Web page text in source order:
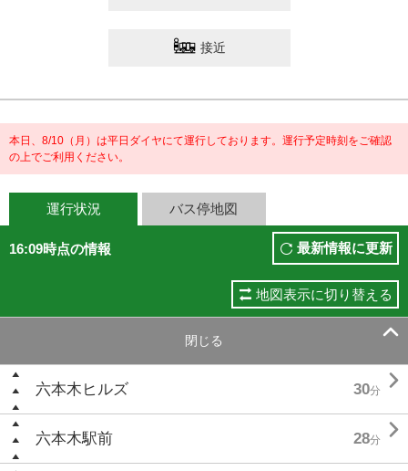
接近
本日、8/10（月）は平日ダイヤにて運行しております。運行予定時刻をご確認
の上でご利用ください。
運行状況 バス停地図
16:09時点の情報 最新情報に更新
地図表示に切り替える
閉じる 
六本木ヒルズ 30分 
六本木駅前 28分 